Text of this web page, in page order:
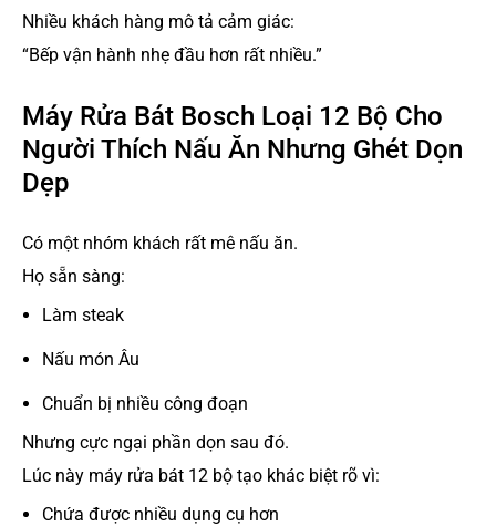
Nhiều khách hàng mô tả cảm giác:
“Bếp vận hành nhẹ đầu hơn rất nhiều.”
Máy Rửa Bát Bosch Loại 12 Bộ Cho
Người Thích Nấu Ăn Nhưng Ghét Dọn
Dẹp
Có một nhóm khách rất mê nấu ăn.
Họ sẵn sàng:
Làm steak
Nấu món Âu
Chuẩn bị nhiều công đoạn
Nhưng cực ngại phần dọn sau đó.
Lúc này máy rửa bát 12 bộ tạo khác biệt rõ vì:
Chứa được nhiều dụng cụ hơn